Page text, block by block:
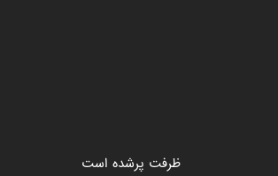
ظرفت پرشده‌ است